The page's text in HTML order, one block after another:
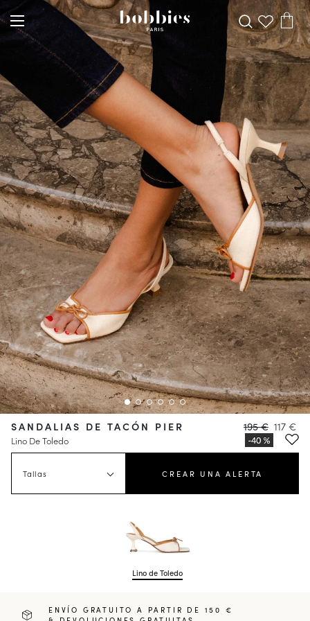
SANDALIAS DE TACÓN PIER
Lino De Toledo
195 € 117 €
Tallas CREAR UNA ALERTA
Lino de Toledo
ENVÍO GRATUITO A PARTIR DE 150 €